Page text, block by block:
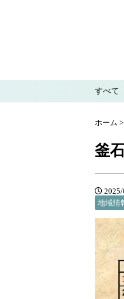
すべて
釜石新
復興釜
地域情報
インタ
すべて
ホーム >
釜
地域情